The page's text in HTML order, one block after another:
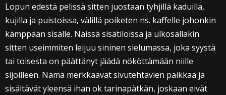
Lopun edestä pelissä sitten juostaan tyhjillä kaduilla,
kujilla ja puistoissa, välillä poiketen ns. kaffelle johonkin
kämppään sisälle. Näissä sisätiloissa ja ulkosallakin
sitten useimmiten leijuu sininen sielumassa, joka syystä
tai toisesta on päättänyt jäädä nököttämään niille
sijoilleen. Nämä merkkaavat sivutehtävien paikkaa ja
sisältävät yleensä ihan ok tarinapätkän, joskaan eivät